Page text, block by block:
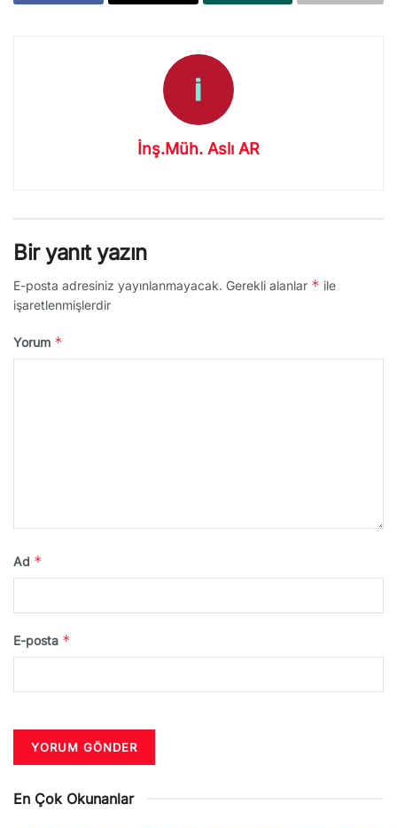
İnş.Müh. Aslı AR
Bir yanıt yazın
E-posta adresiniz yayınlanmayacak. Gerekli alanlar * ile
işaretlenmişlerdir
Yorum *
Ad *
E-posta *
En Çok Okunanlar